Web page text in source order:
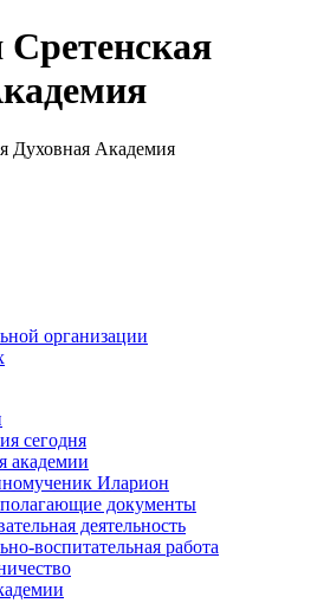
организации
сегодня
академии
Иларион
документы
деятельность
воспитательная работа